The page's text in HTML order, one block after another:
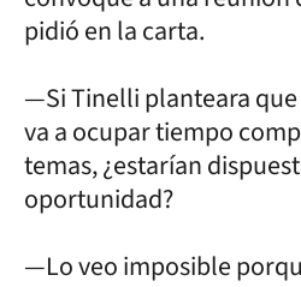
pidió en la carta.
—Si Tinelli planteara
va a ocupar tiempo
temas, ¿estarían
oportunidad?
—Lo veo imposible